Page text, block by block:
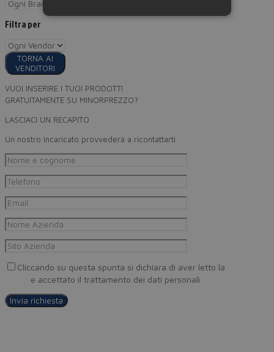
Filtra per
TORNA AI
VENDITORI
VUOI INSERIRE I TUOI PRODOTTI
GRATUITAMENTE SU MINORPREZZO?
LASCIACI UN RECAPITO
Un nostro incaricato provvederà a ricontattarti
Cliccando su questa spunta si dichiara di aver letto la
e accettato il trattamento dei dati personali